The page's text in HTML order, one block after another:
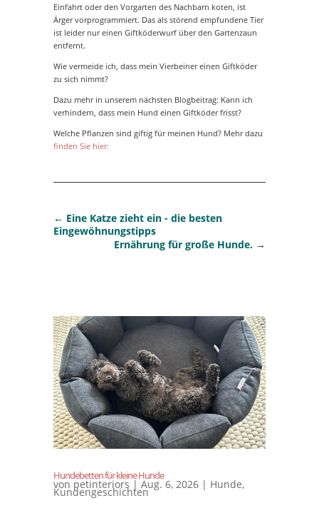
Einfahrt oder den Vorgarten des Nachbarn koten, ist
Ärger vorprogrammiert. Das als störend empfundene Tier
ist leider nur einen Giftköderwurf über den Gartenzaun
entfernt.
Wie vermeide ich, dass mein Vierbeiner einen Giftköder
zu sich nimmt?
Dazu mehr in unserem nächsten Blogbeitrag: Kann ich
verhindern, dass mein Hund einen Giftköder frisst?
Welche Pflanzen sind giftig für meinen Hund? Mehr dazu
finden Sie hier:
← Eine Katze zieht ein - die besten
Eingewöhnungstipps
Ernährung für große Hunde. →
Hundebetten für kleine Hunde
von petinteriors | Aug. 6, 2026| Hunde,
Kundengeschichten